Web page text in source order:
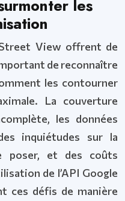
les
View offrent de
de reconnaître
les contourner
La couverture
les données
inquiétudes sur la
poser, et des coûts
de l’API Google
ces défis de manière